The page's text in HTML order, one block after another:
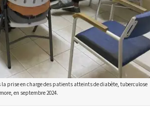
prise en charge des patients atteints de diabète, tuberculose
en septembre 2024.